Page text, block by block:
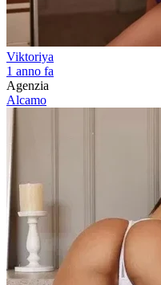
Viktoriya
1 anno fa
Agenzia
Alcamo